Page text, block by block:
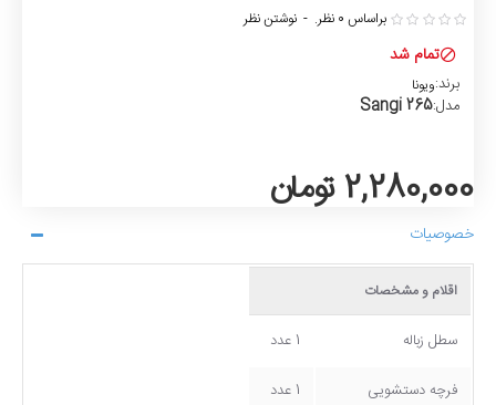
تمام شد
برند:ویونا
مدل:Sangi 265
براساس 0 نظر. - نوشتن نظر
2,280,000 تومان
خصوصیات
اقلام و مشخصات
سطل زباله 1 عدد
فرچه دستشویی 1 عدد